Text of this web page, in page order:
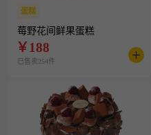
蛋糕
莓野花间鲜果蛋糕
￥188
已售卖254件